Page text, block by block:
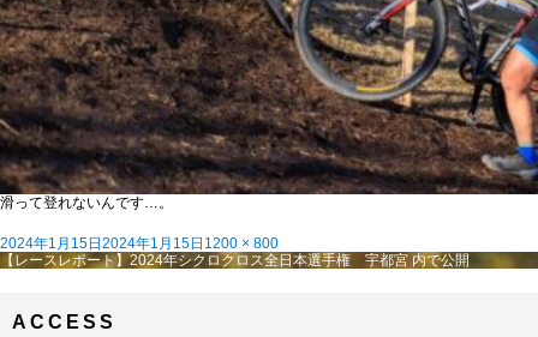
滑って登れないんです…。
投
稿
2024年1月15日 2024年1月15日 フ
ル
1200 × 800
投
ゲ
【レースレポート】2024年シクロクロス全日本選手権 宇都宮 内で公開
ACCESS